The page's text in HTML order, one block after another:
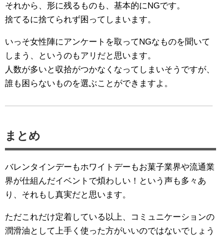
それから、形に残るものも、基本的にNGです。
捨てるに捨てられず困ってしまいます。
いっそ女性陣にアンケートを取ってNGなものを聞いて
しまう、というのもアリだと思います。
人数が多いと収拾がつかなくなってしまいそうですが、
誰も困らないものを選ぶことができますよ。
まとめ
バレンタインデーもホワイトデーもお菓子業界や流通業
界が仕組んだイベントで煩わしい！という声も多々あ
り、それもし真実だと思います。
ただこれだけ定着している以上、コミュニケーションの
潤滑油として上手く使った方がいいのではないでしょう